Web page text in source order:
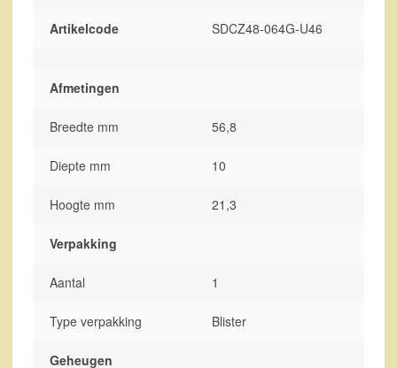
Artikelcode SDCZ48-064G-U46
Afmetingen
Breedte mm 56,8
Diepte mm 10
Hoogte mm 21,3
Verpakking
Aantal 1
Type verpakking Blister
Geheugen